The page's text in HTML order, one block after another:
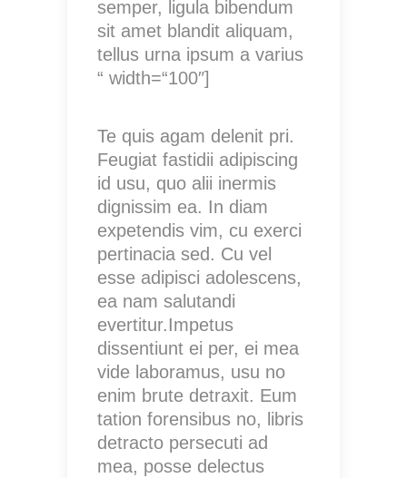
semper, ligula bibendum
sit amet blandit aliquam,
tellus urna ipsum a varius
“ width=“100″]
Te quis agam delenit pri.
Feugiat fastidii adipiscing
id usu, quo alii inermis
dignissim ea. In diam
expetendis vim, cu exerci
pertinacia sed. Cu vel
esse adipisci adolescens,
ea nam salutandi
evertitur.Impetus
dissentiunt ei per, ei mea
vide laboramus, usu no
enim brute detraxit. Eum
tation forensibus no, libris
detracto persecuti ad
mea, posse delectus